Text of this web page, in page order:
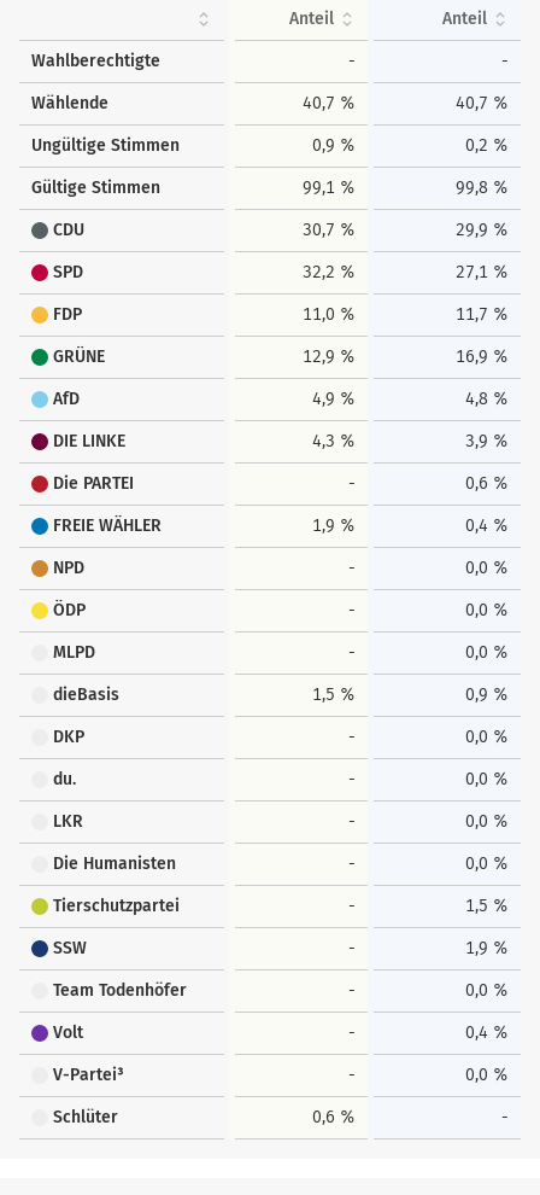
Anteil Anteil
Wahlberechtigte - -
Wählende 40,7 % 40,7 %
Ungültige Stimmen 0,9 % 0,2 %
Gültige Stimmen 99,1 % 99,8 %
CDU 30,7 % 29,9 %
SPD 32,2 % 27,1 %
FDP 11,0 % 11,7 %
GRÜNE 12,9 % 16,9 %
AfD 4,9 % 4,8 %
DIE LINKE 4,3 % 3,9 %
Die PARTEI - 0,6 %
FREIE WÄHLER 1,9 % 0,4 %
NPD - 0,0 %
ÖDP - 0,0 %
MLPD - 0,0 %
dieBasis 1,5 % 0,9 %
DKP - 0,0 %
du. - 0,0 %
LKR - 0,0 %
Die Humanisten - 0,0 %
Tierschutzpartei - 1,5 %
SSW - 1,9 %
Team Todenhöfer - 0,0 %
Volt - 0,4 %
V-Partei³ - 0,0 %
Schlüter 0,6 % -